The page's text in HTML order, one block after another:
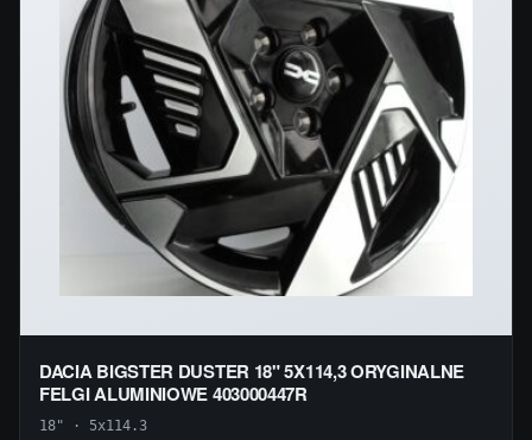
DACIA BIGSTER DUSTER 18" 5X114,3 ORYGINALNE
FELGI ALUMINIOWE 403000447R
18" · 5x114.3